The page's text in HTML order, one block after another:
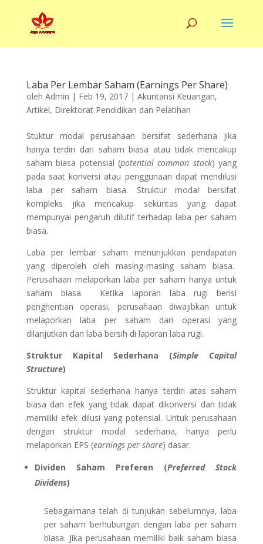
Laba Per Lembar Saham (Earnings Per Share)
oleh Admin | Feb 19, 2017| Akuntansi Keuangan,
Artikel, Direktorat Pendidikan dan Pelatihan
Stuktur modal perusahaan bersifat sederhana jika
hanya terdiri dari saham biasa atau tidak mencakup
saham biasa potensial (potential common stock) yang
pada saat konversi atau penggunaan dapat mendilusi
laba per saham biasa. Struktur modal bersifat
kompleks jika mencakup sekuritas yang dapat
mempunyai pengaruh dilutif terhadap laba per saham
biasa.
Laba per lembar saham menunjukkan pendapatan
yang diperoleh oleh masing-masing saham biasa.
Perusahaan melaporkan laba per saham hanya untuk
saham biasa. Ketika laporan laba rugi berisi
penghentian operasi, perusahaan diwajibkan untuk
melaporkan laba per saham dari operasi yang
dilanjutkan dan laba bersih di laporan laba rugi.
Struktur Kapital Sederhana (Simple Capital
Structure)
Struktur kapital sederhana hanya terdiri atas saham
biasa dan efek yang tidak dapat dikonversi dan tidak
memiliki efek dilusi yang potensial. Untuk perusahaan
dengan struktur modal sederhana, hanya perlu
melaporkan EPS (earnings per share) dasar.
Dividen Saham Preferen (Preferred Stock
Dividens)
Sebagaimana telah di tunjukan sebelumnya, laba
per saham berhubungan dengan laba per saham
biasa. Jika perusahaan memiliki baik saham biasa